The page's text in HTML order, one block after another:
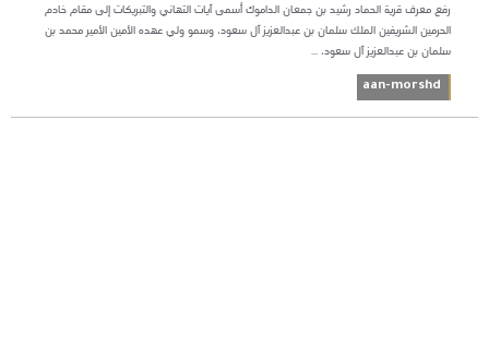
رفع معرف قرية الحماد رشيد بن جمعان الداموك أسمى آيات التهاني والتبريكات إلى مقام خادم
الحرمين الشريفين الملك سلمان بن عبدالعزيز آل سعود، وسمو ولي عهده الأمين الأمير محمد بن
سلمان بن عبدالعزيز آل سعود، ...
aan-morshd